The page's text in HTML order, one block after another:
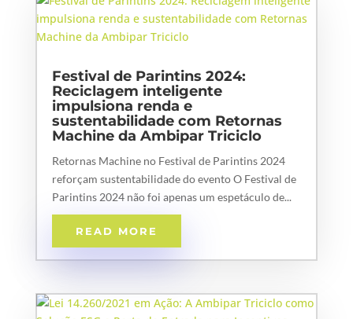
Festival de Parintins 2024:
Reciclagem inteligente
impulsiona renda e
sustentabilidade com Retornas
Machine da Ambipar Triciclo
Retornas Machine no Festival de Parintins 2024
reforçam sustentabilidade do evento O Festival de
Parintins 2024 não foi apenas um espetáculo de...
READ MORE